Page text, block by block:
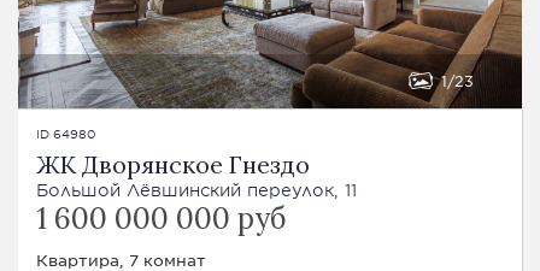
1 23
ID 64980
ЖК Дворянское Гнездо
Большой Лёвшинский переулок, 11
1 600 000 000 руб
Квартира, 7 комнат